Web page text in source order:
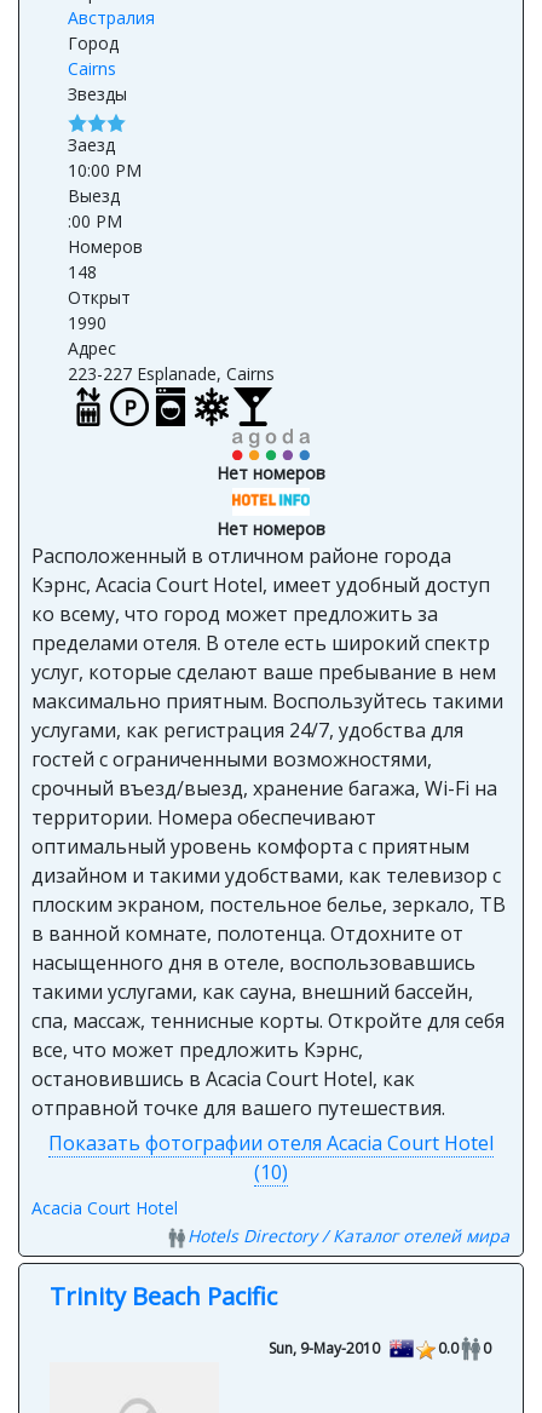
Австралия
Город
Cairns
Звезды
Заезд
10:00 PM
Выезд
:00 PM
Номеров
148
Открыт
1990
Адрес
223-227 Esplanade, Cairns
Нет номеров
Нет номеров
Расположенный в отличном районе города
Кэрнс, Acacia Court Hotel, имеет удобный доступ
ко всему, что город может предложить за
пределами отеля. В отеле есть широкий спектр
услуг, которые сделают ваше пребывание в нем
максимально приятным. Воспользуйтесь такими
услугами, как регистрация 24/7, удобства для
гостей с ограниченными возможностями,
срочный въезд/выезд, хранение багажа, Wi-Fi на
территории. Номера обеспечивают
оптимальный уровень комфорта с приятным
дизайном и такими удобствами, как телевизор с
плоским экраном, постельное белье, зеркало, ТВ
в ванной комнате, полотенца. Отдохните от
насыщенного дня в отеле, воспользовавшись
такими услугами, как сауна, внешний бассейн,
спа, массаж, теннисные корты. Откройте для себя
все, что может предложить Кэрнс,
остановившись в Acacia Court Hotel, как
отправной точке для вашего путешествия.
Показать фотографии отеля Acacia Court Hotel
(10)
Acacia Court Hotel
Hotels Directory / Каталог отелей мира
Trinity Beach Pacific
Sun, 9-May-2010 0.0 0